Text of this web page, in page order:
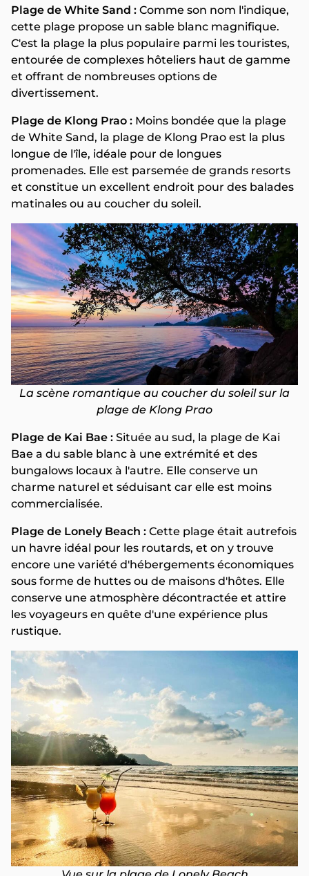
Plage de White Sand : Comme son nom l'indique,
cette plage propose un sable blanc magnifique.
C'est la plage la plus populaire parmi les touristes,
entourée de complexes hôteliers haut de gamme
et offrant de nombreuses options de
divertissement.
Plage de Klong Prao : Moins bondée que la plage
de White Sand, la plage de Klong Prao est la plus
longue de l'île, idéale pour de longues
promenades. Elle est parsemée de grands resorts
et constitue un excellent endroit pour des balades
matinales ou au coucher du soleil.
La scène romantique au coucher du soleil sur la
plage de Klong Prao
Plage de Kai Bae : Située au sud, la plage de Kai
Bae a du sable blanc à une extrémité et des
bungalows locaux à l'autre. Elle conserve un
charme naturel et séduisant car elle est moins
commercialisée.
Plage de Lonely Beach : Cette plage était autrefois
un havre idéal pour les routards, et on y trouve
encore une variété d'hébergements économiques
sous forme de huttes ou de maisons d'hôtes. Elle
conserve une atmosphère décontractée et attire
les voyageurs en quête d'une expérience plus
rustique.